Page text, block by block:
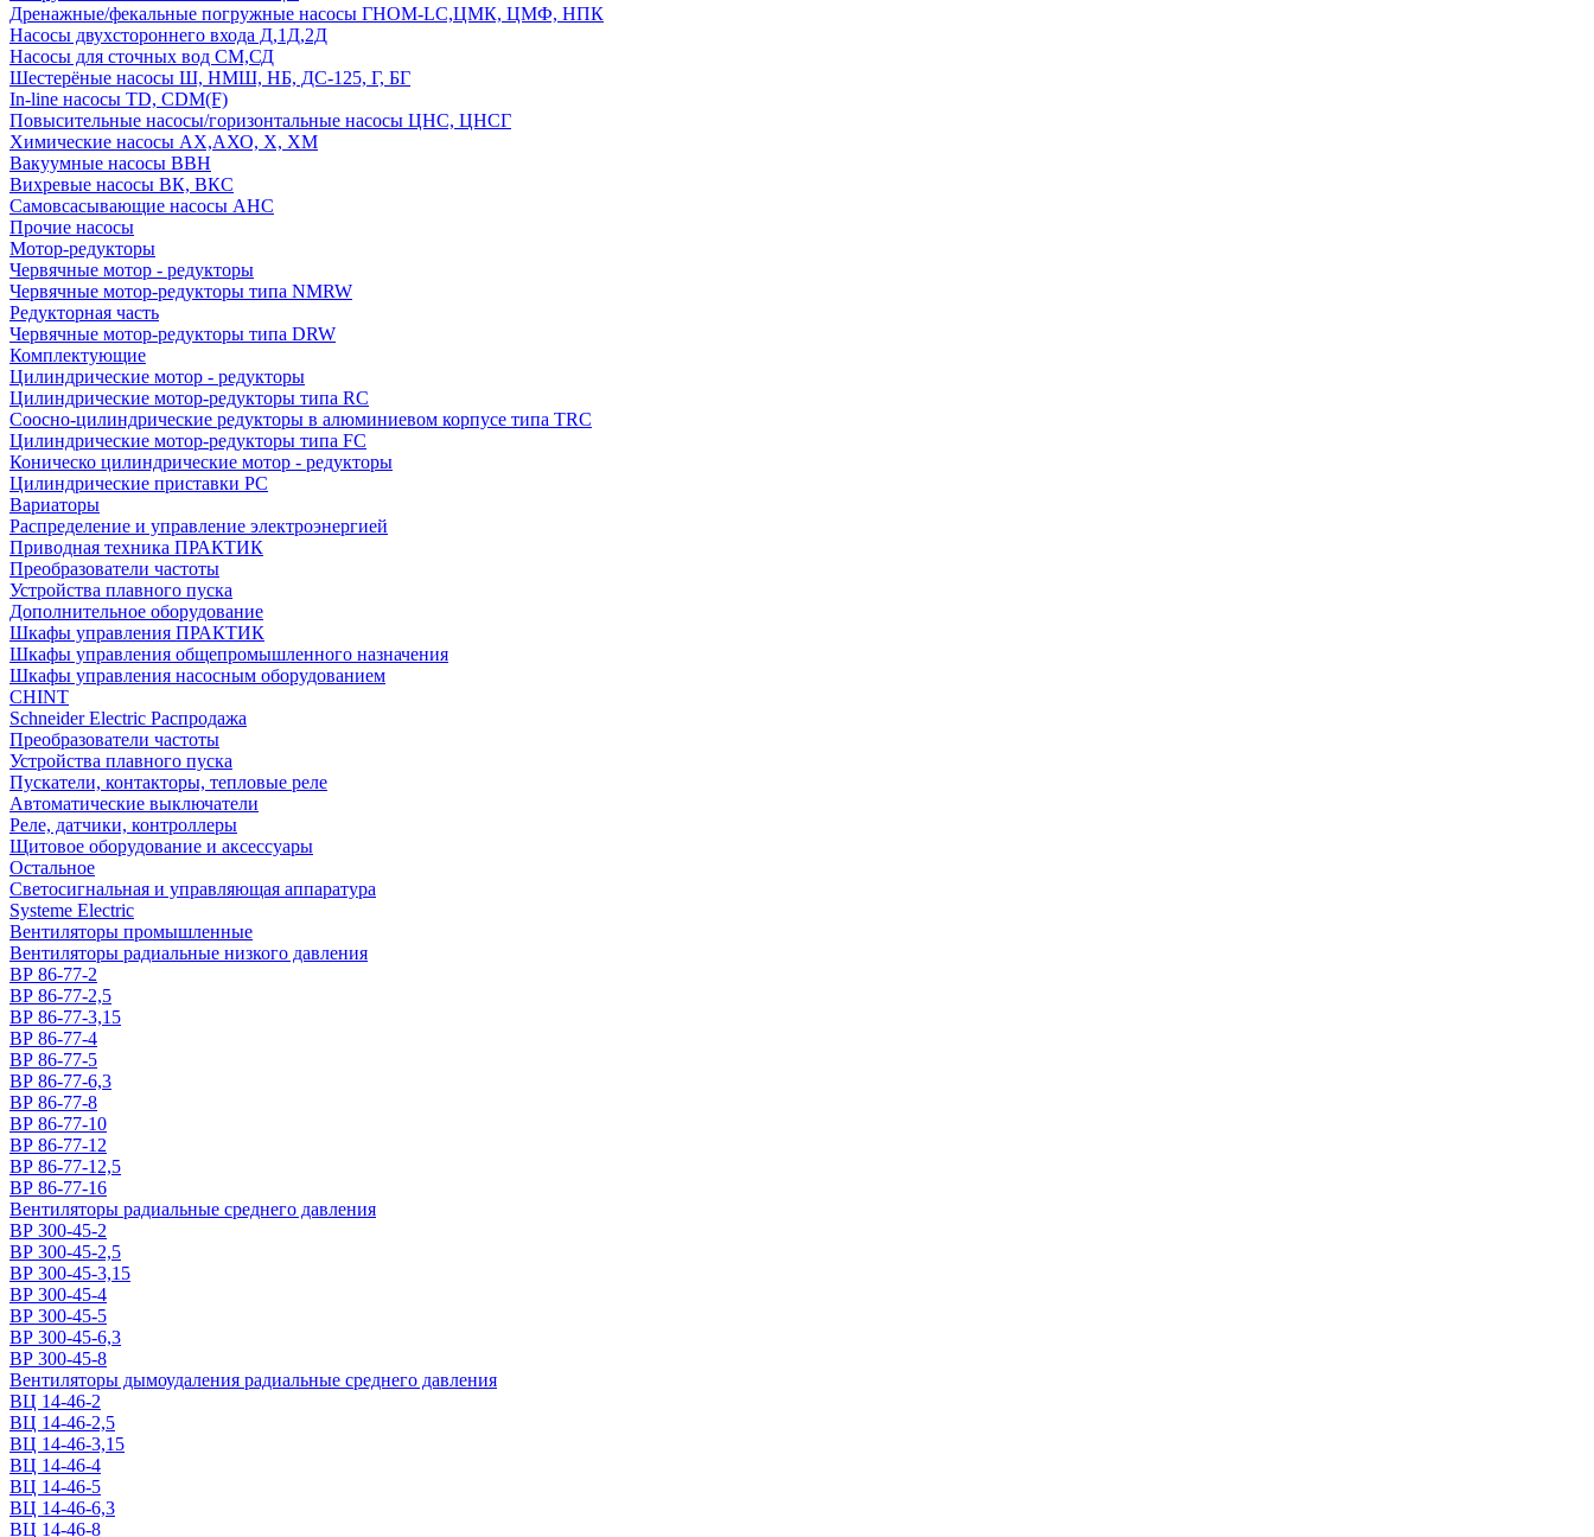
Дренажные/фекальные погружные насосы ГНОМ-LC,ЦМК, ЦМФ, НПК
Насосы двухстороннего входа Д,1Д,2Д
Насосы для сточных вод СМ,СД
Шестерёные насосы Ш, НМШ, НБ, ДС-125, Г, БГ
In-line насосы TD, CDM(F)
Повысительные насосы/горизонтальные насосы ЦНС, ЦНСГ
Химические насосы АХ,АХО, Х, ХМ
Вакуумные насосы ВВН
Вихревые насосы ВК, ВКС
Самовсасывающие насосы АНС
Прочие насосы
Мотор-редукторы
Червячные мотор - редукторы
Червячные мотор-редукторы типа NMRW
Редукторная часть
Червячные мотор-редукторы типа DRW
Комплектующие
Цилиндрические мотор - редукторы
Цилиндрические мотор-редукторы типа RC
Соосно-цилиндрические редукторы в алюминиевом корпусе типа TRC
Цилиндрические мотор-редукторы типа FC
Коническо цилиндрические мотор - редукторы
Цилиндрические приставки PC
Вариаторы
Распределение и управление электроэнергией
Приводная техника ПРАКТИК
Преобразователи частоты
Устройства плавного пуска
Дополнительное оборудование
Шкафы управления ПРАКТИК
Шкафы управления общепромышленного назначения
Шкафы управления насосным оборудованием
CHINT
Schneider Electric Распродажа
Преобразователи частоты
Устройства плавного пуска
Пускатели, контакторы, тепловые реле
Автоматические выключатели
Реле, датчики, контроллеры
Щитовое оборудование и аксессуары
Остальное
Светосигнальная и управляющая аппаратура
Systeme Electric
Вентиляторы промышленные
Вентиляторы радиальные низкого давления
ВР 86-77-2
ВР 86-77-2,5
ВР 86-77-3,15
ВР 86-77-4
ВР 86-77-5
ВР 86-77-6,3
ВР 86-77-8
ВР 86-77-10
ВР 86-77-12
ВР 86-77-12,5
ВР 86-77-16
Вентиляторы радиальные среднего давления
ВР 300-45-2
ВР 300-45-2,5
ВР 300-45-3,15
ВР 300-45-4
ВР 300-45-5
ВР 300-45-6,3
ВР 300-45-8
Вентиляторы дымоудаления радиальные среднего давления
ВЦ 14-46-2
ВЦ 14-46-2,5
ВЦ 14-46-3,15
ВЦ 14-46-4
ВЦ 14-46-5
ВЦ 14-46-6,3
ВЦ 14-46-8